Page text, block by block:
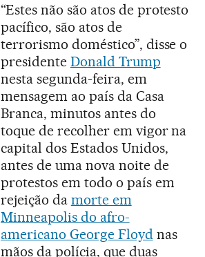
“Estes não são atos de protesto
pacífico, são atos de
terrorismo doméstico”, disse o
presidente Donald Trump
nesta segunda-feira, em
mensagem ao país da Casa
Branca, minutos antes do
toque de recolher em vigor na
capital dos Estados Unidos,
antes de uma nova noite de
protestos em todo o país em
rejeição da morte em
Minneapolis do afro-
americano George Floydnas
mãos da polícia, que duas